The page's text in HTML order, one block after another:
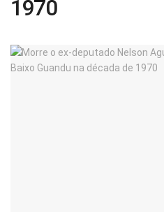
1970